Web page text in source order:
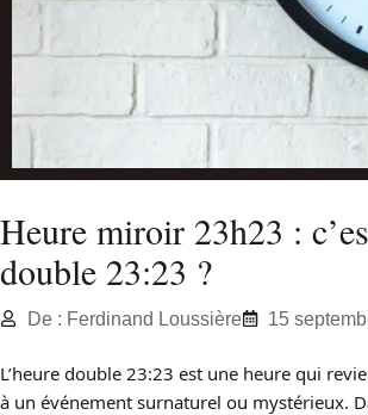
Heure miroir 23h23 :
double 23:23 ?
De : Ferdinand Loussière 15
L’heure double 23:23 est une heure qui
à un événement surnaturel ou mystérieux.